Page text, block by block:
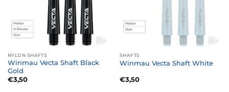
NYLON SHAFTS
Winmau Vecta Shaft Black
Gold
€3,50
SHAFTS
Winmau Vecta Shaft White
€3,50